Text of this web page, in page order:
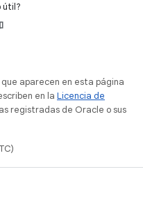
útil?
aparecen en esta página
en la Licencia de
registradas de Oracle o sus